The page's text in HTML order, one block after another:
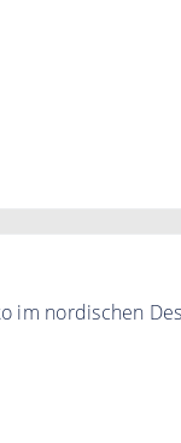
im nordischen
"Wanddeko"